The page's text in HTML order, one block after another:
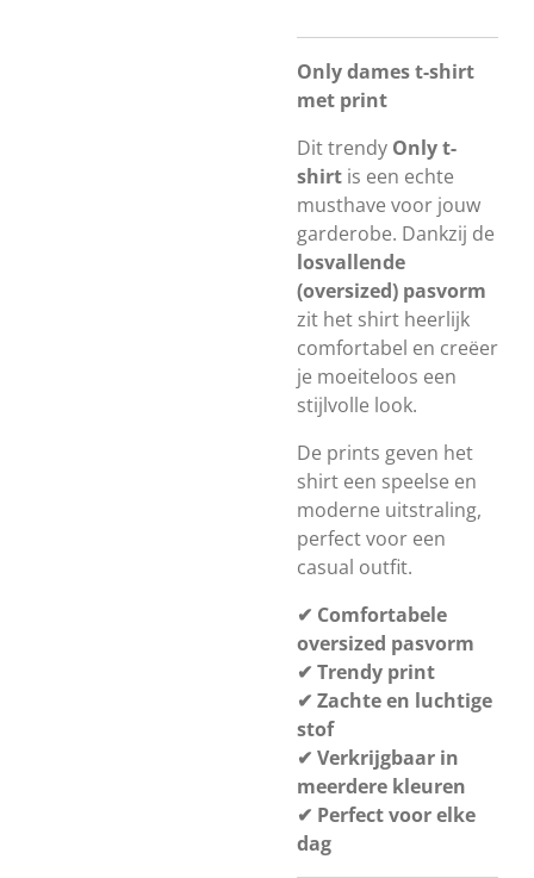
Only dames t-shirt
met print
Dit trendy Only t-
shirt is een echte
musthave voor jouw
garderobe. Dankzij de
losvallende
(oversized) pasvorm
zit het shirt heerlijk
comfortabel en creëer
je moeiteloos een
stijlvolle look.
De prints geven het
shirt een speelse en
moderne uitstraling,
perfect voor een
casual outfit.
✔ Comfortabele
oversized pasvorm
✔ Trendy print
✔ Zachte en luchtige
stof
✔ Verkrijgbaar in
meerdere kleuren
✔ Perfect voor elke
dag